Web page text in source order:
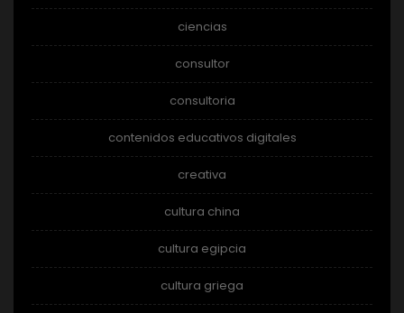
ciencias
consultor
consultoria
contenidos educativos digitales
creativa
cultura china
cultura egipcia
cultura griega